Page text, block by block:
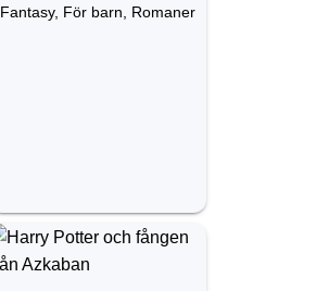
Fantasy, För barn, Romaner